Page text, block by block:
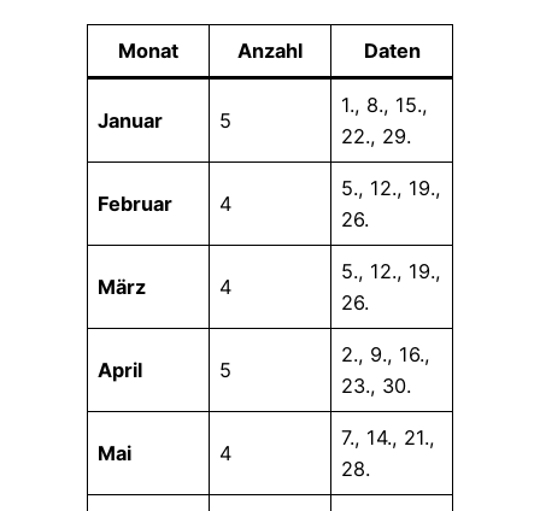
Monat Anzahl Daten
Januar 5
1., 8., 15.,
22., 29.
Februar 4
5., 12., 19.,
26.
März 4
5., 12., 19.,
26.
April 5
2., 9., 16.,
23., 30.
Mai 4
7., 14., 21.,
28.